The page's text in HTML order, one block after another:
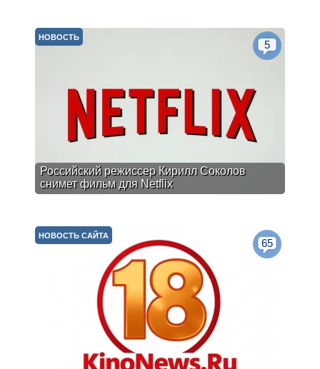
Российский режиссер Кирилл Соколов
снимет фильм для Netflix
НОВОСТЬ
5
НОВОСТЬ САЙТА
65